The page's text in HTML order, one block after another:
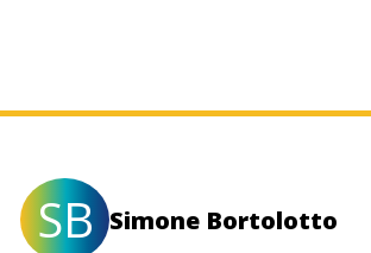
SB Simone Bortolotto